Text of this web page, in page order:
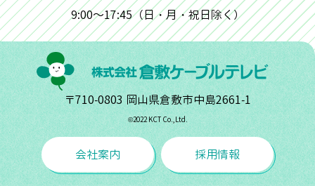
9:00～17:45（日・月・祝日除く）
〒710-0803 岡山県倉敷市中島2661-1
©︎2022 KCT Co.,Ltd.
会社案内 採用情報